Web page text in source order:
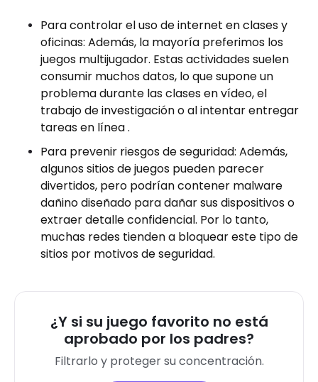
Para controlar el uso de internet en clases y
oficinas: Además, la mayoría preferimos los
juegos multijugador. Estas actividades suelen
consumir muchos datos, lo que supone un
problema durante las clases en vídeo, el
trabajo de investigación o al intentar entregar
tareas en línea .
Para prevenir riesgos de seguridad: Además,
algunos sitios de juegos pueden parecer
divertidos, pero podrían contener malware
dañino diseñado para dañar sus dispositivos o
extraer detalle confidencial. Por lo tanto,
muchas redes tienden a bloquear este tipo de
sitios por motivos de seguridad.
¿Y si su juego favorito no está
aprobado por los padres?
Filtrarlo y proteger su concentración.